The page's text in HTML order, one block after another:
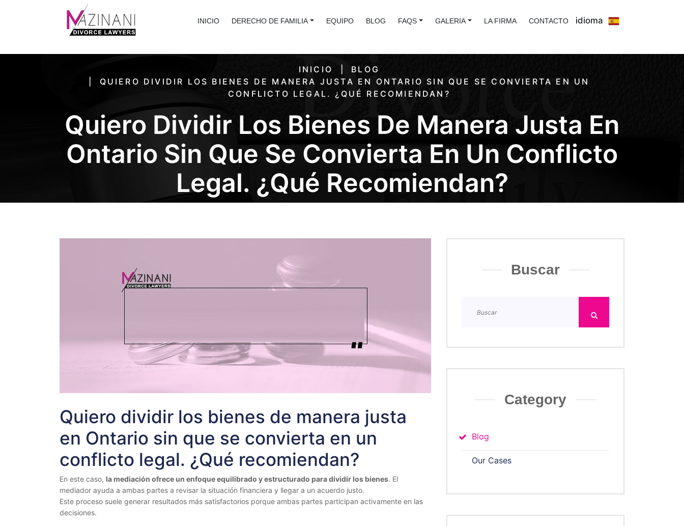
INICIO DERECHO DE FAMILIA EQUIPO BLOG FAQS GALERIA LA FIRMA CONTACTO idioma
INICIO
BLOG
QUIERO DIVIDIR LOS BIENES DE MANERA JUSTA EN ONTARIO SIN QUE SE CONVIERTA EN UN
CONFLICTO LEGAL. ¿QUÉ RECOMIENDAN?
Quiero Dividir Los Bienes De Manera Justa En
Ontario Sin Que Se Convierta En Un Conflicto
Legal. ¿Qué Recomiendan?
Quiero dividir los bienes de manera justa
en Ontario sin que se convierta en un
conflicto legal. ¿Qué recomiendan?
En este caso, la mediación ofrece un enfoque equilibrado y estructurado para dividir los bienes. El
mediador ayuda a ambas partes a revisar la situación financiera y llegar a un acuerdo justo.
Este proceso suele generar resultados más satisfactorios porque ambas partes participan activamente en las
decisiones.
Buscar
Category
Blog
Our Cases